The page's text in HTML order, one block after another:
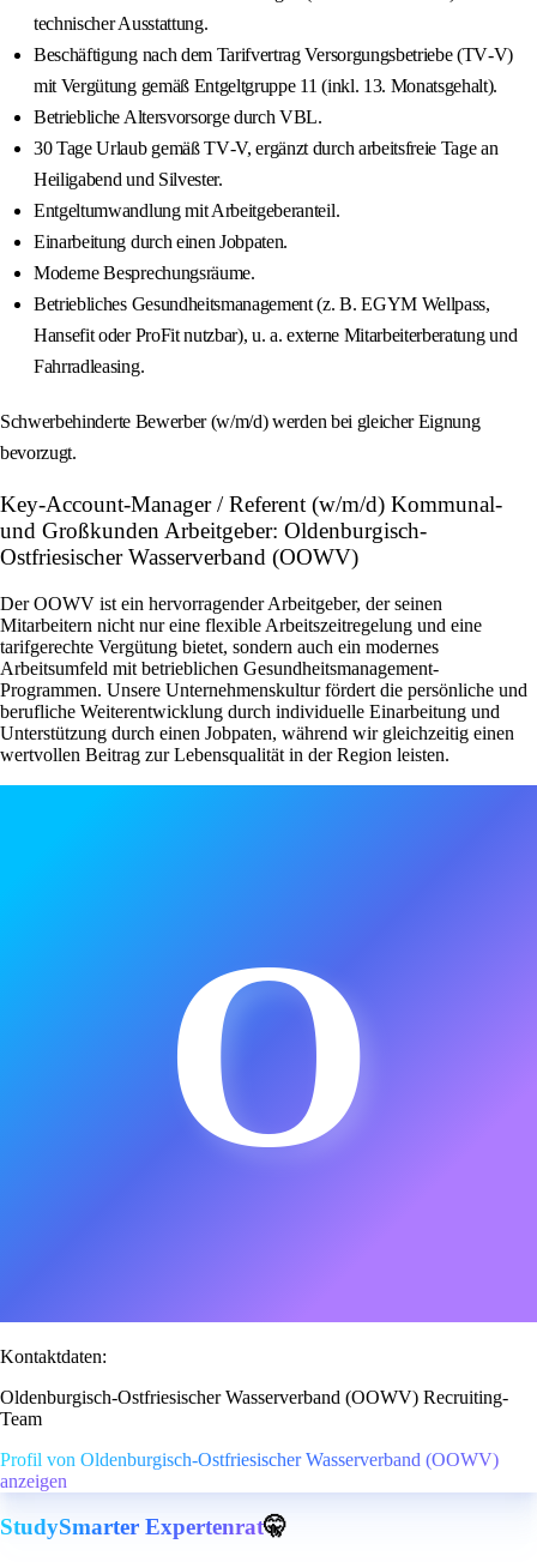
technischer Ausstattung.
Beschäftigung nach dem Tarifvertrag Versorgungsbetriebe (TV‑V)
mit Vergütung gemäß Entgeltgruppe 11 (inkl. 13. Monatsgehalt).
Betriebliche Altersvorsorge durch VBL.
30 Tage Urlaub gemäß TV‑V, ergänzt durch arbeitsfreie Tage an
Heiligabend und Silvester.
Entgeltumwandlung mit Arbeitgeberanteil.
Einarbeitung durch einen Jobpaten.
Moderne Besprechungsräume.
Betriebliches Gesundheitsmanagement (z. B. EGYM Wellpass,
Hansefit oder ProFit nutzbar), u. a. externe Mitarbeiterberatung und
Fahrradleasing.
Schwerbehinderte Bewerber (w/m/d) werden bei gleicher Eignung
bevorzugt.
Key-Account-Manager / Referent (w/m/d) Kommunal-
und Großkunden Arbeitgeber: Oldenburgisch-
Ostfriesischer Wasserverband (OOWV)
Der OOWV ist ein hervorragender Arbeitgeber, der seinen
Mitarbeitern nicht nur eine flexible Arbeitszeitregelung und eine
tarifgerechte Vergütung bietet, sondern auch ein modernes
Arbeitsumfeld mit betrieblichen Gesundheitsmanagement-
Programmen. Unsere Unternehmenskultur fördert die persönliche und
berufliche Weiterentwicklung durch individuelle Einarbeitung und
Unterstützung durch einen Jobpaten, während wir gleichzeitig einen
wertvollen Beitrag zur Lebensqualität in der Region leisten.
O
Kontaktdaten:
Oldenburgisch-Ostfriesischer Wasserverband (OOWV) Recruiting-
Team
Profil von Oldenburgisch-Ostfriesischer Wasserverband (OOWV)
anzeigen
StudySmarter Expertenrat🤫